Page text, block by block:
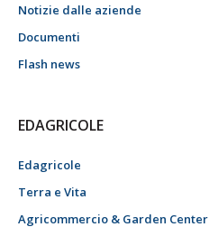
Notizie dalle aziende
Documenti
Flash news
EDAGRICOLE
Edagricole
Terra e Vita
Agricommercio & Garden Center